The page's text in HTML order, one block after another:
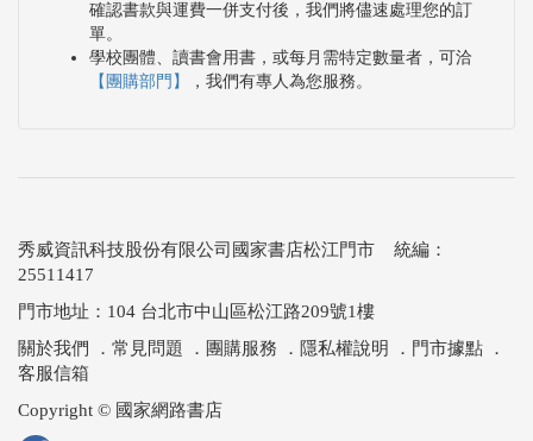
確認書款與運費一併支付後，我們將儘速處理您的訂
單。
學校團體、讀書會用書，或每月需特定數量者，可洽
【團購部門】
，我們有專人為您服務。
秀威資訊科技股份有限公司國家書店松江門市 統編：
25511417
門市地址：104 台北市中山區松江路209號1樓
關於我們
． 常見問題 ． 團購服務 ． 隱私權說明 ． 門市據點 ．
客服信箱
Copyright © 國家網路書店